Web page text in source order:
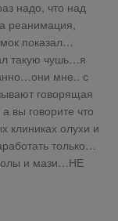
надо, что над
реанимация,
показал…
такую чушь…я
мне.. с
говорящая
вы говорите что
клиниках олухи и
только…
и мази…НЕ